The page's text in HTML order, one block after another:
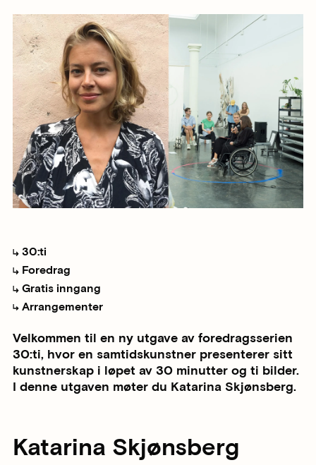
30:ti
Foredrag
Gratis inngang
Arrangementer
Velkommen til en ny utgave av foredragsserien
30:ti, hvor en samtidskunstner presenterer sitt
kunstnerskap i løpet av 30 minutter og ti bilder.
I denne utgaven møter du Katarina Skjønsberg.
Katarina Skjønsberg